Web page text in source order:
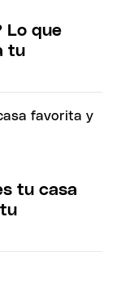
Lo que
tu
tu casa